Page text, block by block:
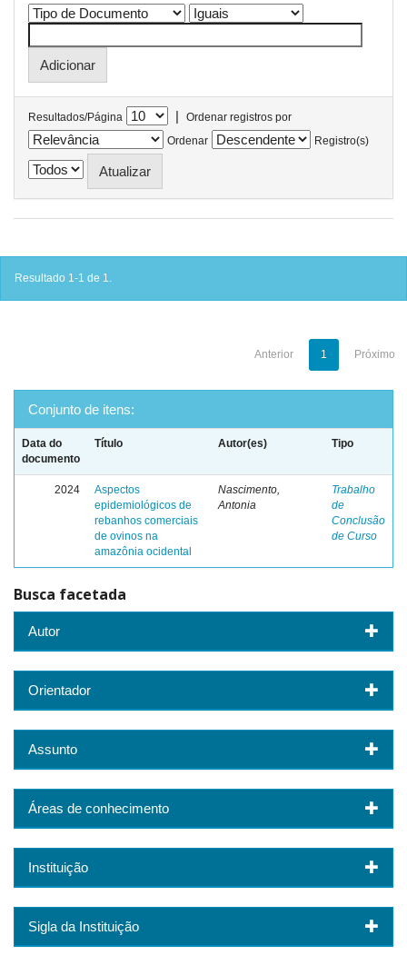
Resultados/Página |
Ordenar registros por
Ordenar
Registro(s)
Resultado 1-1 de 1.
Anterior 1 Próximo
Conjunto de itens:
Data do
documento
Título Autor(es) Tipo
2024
Aspectos
epidemiológicos de
rebanhos comerciais
de ovinos na
amazônia ocidental
Nascimento,
Antonia
Trabalho
de
Conclusão
de Curso
Busca facetada
Autor
Orientador
Assunto
Áreas de conhecimento
Instituição
Sigla da Instituição